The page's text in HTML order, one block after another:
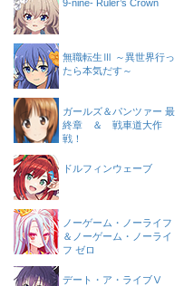
9-nine- Ruler’s Crown
無職転生Ⅲ ～異世界行っ
たら本気だす～
ガールズ＆パンツァー 最
終章 ＆ 戦車道大作
戦！
ドルフィンウェーブ
ノーゲーム・ノーライフ
＆ノーゲーム・ノーライ
フ ゼロ
デート・ア・ライブⅤ